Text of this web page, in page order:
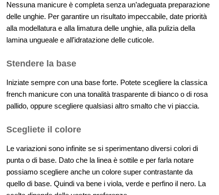
Nessuna manicure è completa senza un’adeguata preparazione
delle unghie. Per garantire un risultato impeccabile, date priorità
alla modellatura e alla limatura delle unghie, alla pulizia della
lamina ungueale e all’idratazione delle cuticole.
Stendere la base
Iniziate sempre con una base forte. Potete scegliere la classica
french manicure con una tonalità trasparente di bianco o di rosa
pallido, oppure scegliere qualsiasi altro smalto che vi piaccia.
Scegliete il colore
Le variazioni sono infinite se si sperimentano diversi colori di
punta o di base. Dato che la linea è sottile e per farla notare
possiamo scegliere anche un colore super contrastante da
quello di base. Quindi va bene i viola, verde e perfino il nero. La